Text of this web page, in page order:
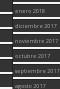
enero 2018
diciembre 2017
noviembre 2017
octubre 2017
septiembre 2017
agosto 2017